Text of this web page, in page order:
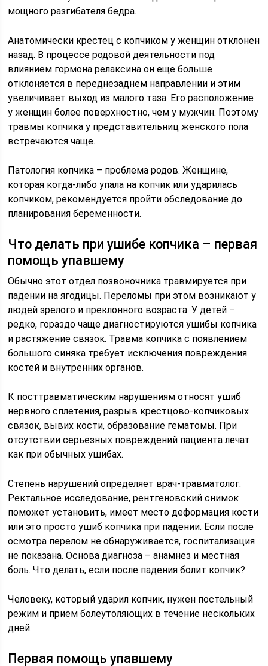
мощного разгибателя бедра.
Анатомически крестец с копчиком у женщин отклонен
назад. В процессе родовой деятельности под
влиянием гормона релаксина он еще больше
отклоняется в переднезаднем направлении и этим
увеличивает выход из малого таза. Его расположение
у женщин более поверхностно, чем у мужчин. Поэтому
травмы копчика у представительниц женского пола
встречаются чаще.
Патология копчика – проблема родов. Женщине,
которая когда-либо упала на копчик или ударилась
копчиком, рекомендуется пройти обследование до
планирования беременности.
Что делать при ушибе копчика – первая
помощь упавшему
Обычно этот отдел позвоночника травмируется при
падении на ягодицы. Переломы при этом возникают у
людей зрелого и преклонного возраста. У детей −
редко, гораздо чаще диагностируются ушибы копчика
и растяжение связок. Травма копчика с появлением
большого синяка требует исключения повреждения
костей и внутренних органов.
К посттравматическим нарушениям относят ушиб
нервного сплетения, разрыв крестцово-копчиковых
связок, вывих кости, образование гематомы. При
отсутствии серьезных повреждений пациента лечат
как при обычных ушибах.
Степень нарушений определяет врач-травматолог.
Ректальное исследование, рентгеновский снимок
поможет установить, имеет место деформация кости
или это просто ушиб копчика при падении. Если после
осмотра перелом не обнаруживается, госпитализация
не показана. Основа диагноза – анамнез и местная
боль. Что делать, если после падения болит копчик?
Человеку, который ударил копчик, нужен постельный
режим и прием болеутоляющих в течение нескольких
дней.
Первая помощь упавшему